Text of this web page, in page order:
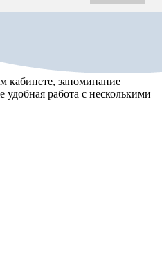
кабинете, запоминание
удобная работа с несколькими